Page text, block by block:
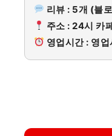
리뷰 : 5개 (블
주소 : 24시 카
영업시간 : 영